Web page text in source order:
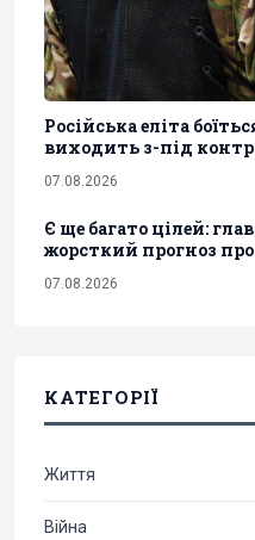
Російська еліта
виходить з-під
07.08.2026
Є ще багато цілей:
жорсткий прогноз
07.08.2026
КАТЕГОРІЇ
Життя
Війна